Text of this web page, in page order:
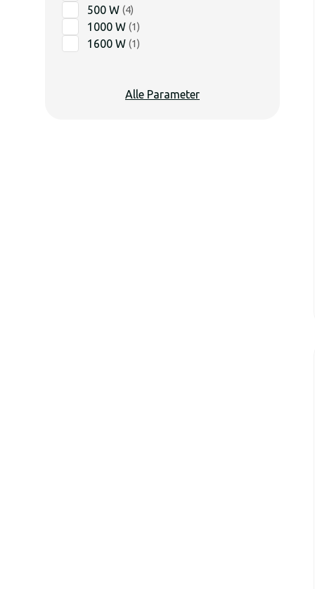
500 W (4)
1000 W (1)
1600 W (1)
Alle Parameter